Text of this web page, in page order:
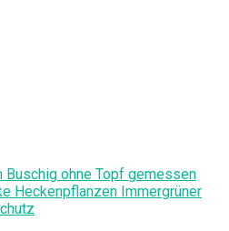
Buschig ohne Topf gemessen
Heckenpflanzen Immergrüner